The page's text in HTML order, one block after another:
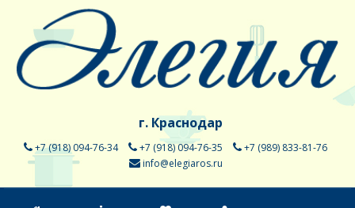
г. Краснодар
+7 (918) 094-76-34 +7 (918) 094-76-35
+7 (989) 833-81-76
info@elegiaros.ru